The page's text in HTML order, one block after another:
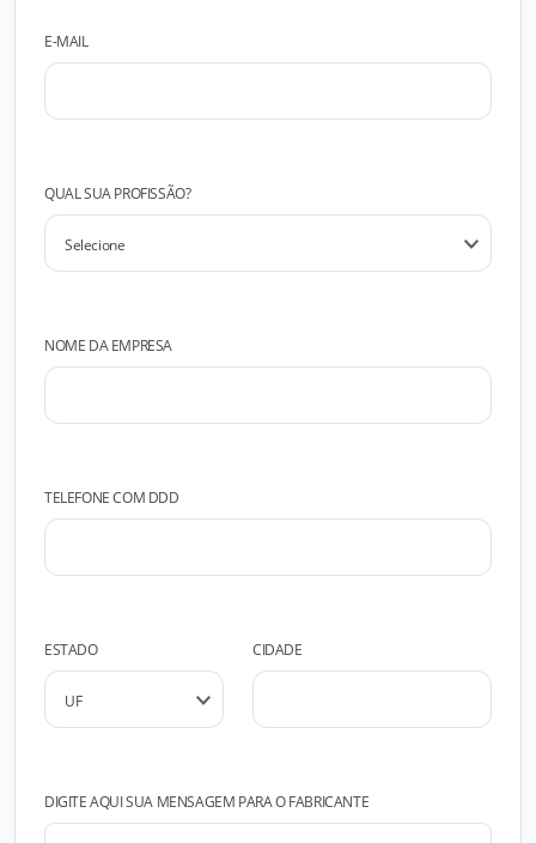
E-MAIL
QUAL SUA PROFISSÃO?
NOME DA EMPRESA
TELEFONE COM DDD
ESTADO CIDADE
DIGITE AQUI SUA MENSAGEM PARA O FABRICANTE